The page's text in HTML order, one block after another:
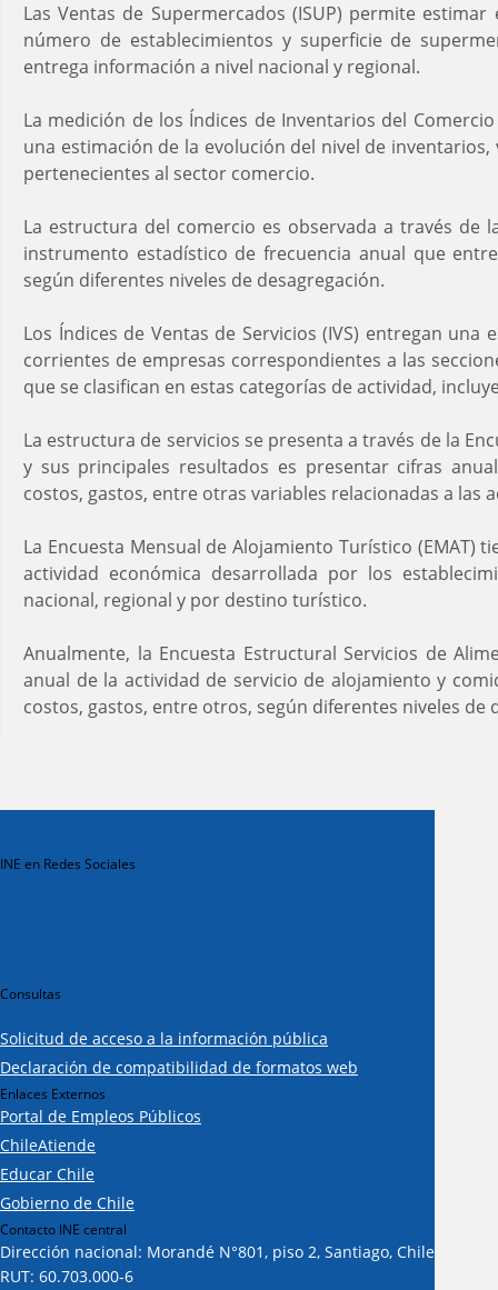
Las Ventas de Supermercados (ISUP) permite
número de establecimientos y superficie de
entrega información a nivel nacional y regional.
La medición de los Índices de Inventarios del
una estimación de la evolución del nivel de
pertenecientes al sector comercio.
La estructura del comercio es observada a través de
instrumento estadístico de frecuencia anual que
según diferentes niveles de desagregación.
Los Índices de Ventas de Servicios (IVS) entregan
corrientes de empresas correspondientes a las
que se clasifican en estas categorías de actividad,
La estructura de servicios se presenta a través de la
y sus principales resultados es presentar cifras
costos, gastos, entre otras variables relacionadas a las
La Encuesta Mensual de Alojamiento Turístico
actividad económica desarrollada por los
nacional, regional y por destino turístico.
Anualmente, la Encuesta Estructural Servicios de
anual de la actividad de servicio de alojamiento y
costos, gastos, entre otros, según diferentes niveles de
INE en Redes Sociales
Consultas
Solicitud de acceso a la información pública
Declaración de compatibilidad de formatos web
Enlaces Externos
Portal de Empleos Públicos
ChileAtiende
Educar Chile
Gobierno de Chile
Contacto INE central
Dirección nacional: Morandé N°801, piso 2, Santiago, Chile
RUT: 60.703.000-6